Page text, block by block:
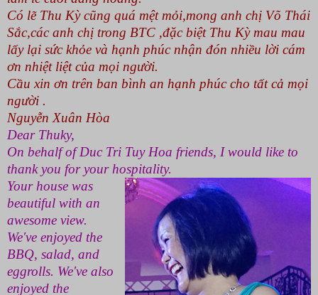
Có lẽ Thu Kỳ cũng quá mệt mỏi,mong anh chị Võ Thái
Sắc,các anh chị trong BTC ,đặc biệt Thu Kỳ mau mau
lấy lại sức khỏe và hạnh phúc nhận đón nhiều lời cám
ơn nhiệt liệt của mọi người.
Cầu xin ơn trên ban bình an hạnh phúc cho tất cả mọi
người .
Nguyễn Xuân Hòa
Dear Thuky,
On behalf of Duc Tri Tuy Hoa friends, I would like to
thank you for your hospitality.
Your house was
beautiful with an
awesome view.
We've enjoyed the
BBQ, salad, and
eggrolls. We've also
enjoyed the